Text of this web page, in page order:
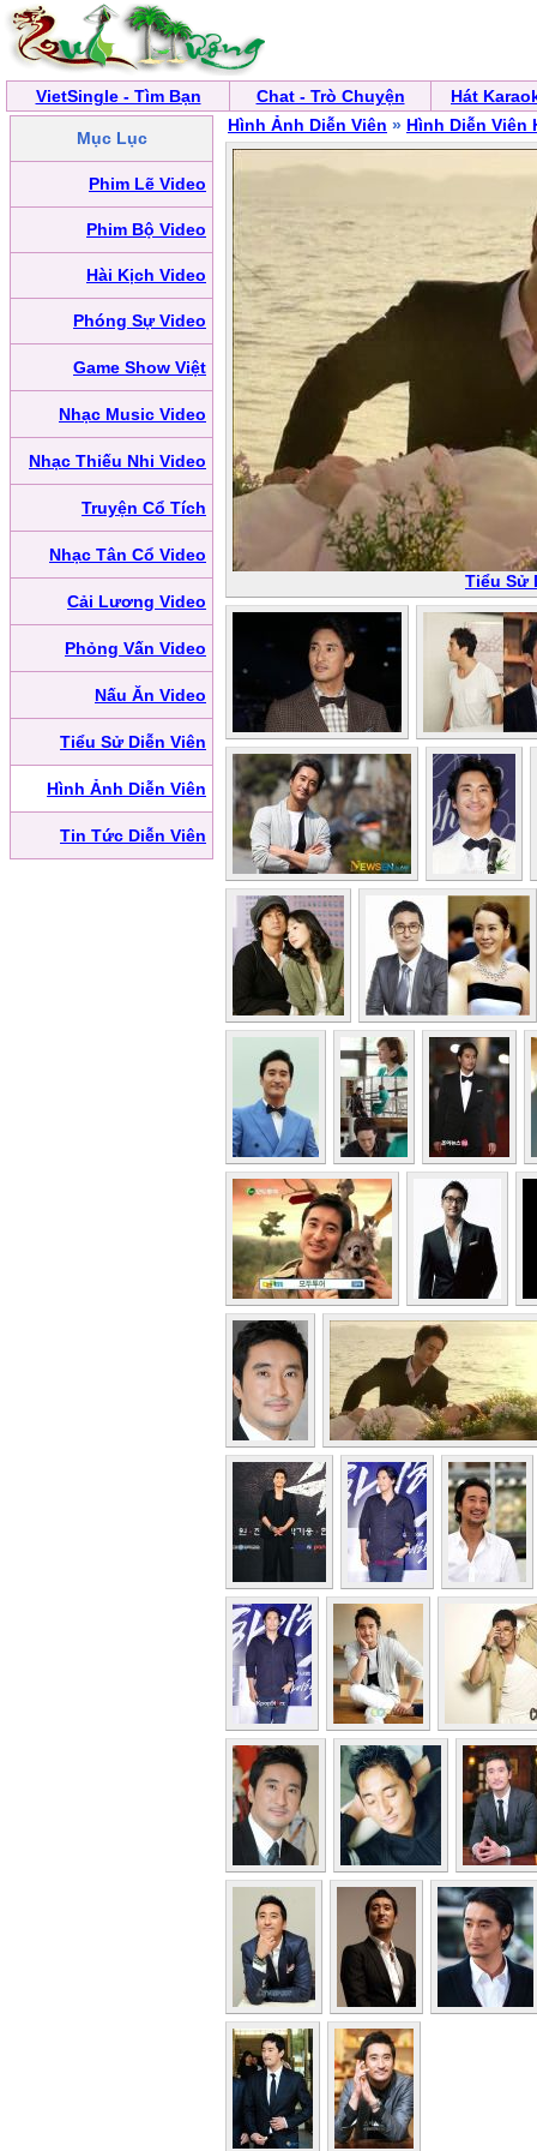
VietSingle - Tìm Bạn Chat - Trò Chuyện Hát
Mục Lục
Phim Lẽ Video
Phim Bộ Video
Hài Kịch Video
Phóng Sự Video
Game Show Việt
Nhạc Music Video
Nhạc Thiếu Nhi Video
Truyện Cổ Tích
Nhạc Tân Cổ Video
Cải Lương Video
Phỏng Vấn Video
Nấu Ăn Video
Tiểu Sử Diễn Viên
Hình Ảnh Diễn Viên
Tin Tức Diễn Viên
Hình Ảnh Diễn Viên » Hình Diễn Viên
Tiểu Sử